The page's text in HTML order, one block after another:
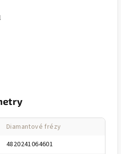
Diamantové frézy
4820241064601